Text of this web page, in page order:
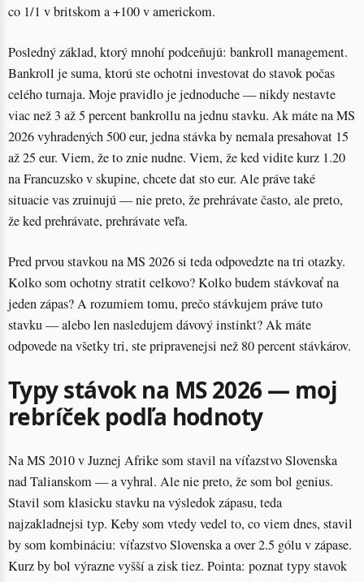
co 1/1 v britskom a +100 v americkom.
Posledný základ, ktorý mnohí podceňujú: bankroll management.
Bankroll je suma, ktorú ste ochotni investovat do stavok počas
celého turnaja. Moje pravidlo je jednoduche — nikdy nestavte
viac než 3 až 5 percent bankrollu na jednu stavku. Ak máte na MS
2026 vyhradených 500 eur, jedna stávka by nemala presahovat 15
až 25 eur. Viem, že to znie nudne. Viem, že ked vidite kurz 1.20
na Francuzsko v skupine, chcete dat sto eur. Ale práve také
situacie vas zruinujú — nie preto, že prehrávate často, ale preto,
že ked prehrávate, prehrávate veľa.
Pred prvou stavkou na MS 2026 si teda odpovedzte na tri otazky.
Kolko som ochotny stratit celkovo? Kolko budem stávkovať na
jeden zápas? A rozumiem tomu, prečo stávkujem práve tuto
stavku — alebo len nasledujem dávový instinkt? Ak máte
odpovede na všetky tri, ste pripravenejsi než 80 percent stávkárov.
Typy stávok na MS 2026 — moj
rebríček podľa hodnoty
Na MS 2010 v Juznej Afrike som stavil na víťazstvo Slovenska
nad Talianskom — a vyhral. Ale nie preto, že som bol genius.
Stavil som klasicku stavku na výsledok zápasu, teda
najzakladnejsi typ. Keby som vtedy vedel to, co viem dnes, stavil
by som kombináciu: víťazstvo Slovenska a over 2.5 gólu v zápase.
Kurz by bol výrazne vyšší a zisk tiez. Pointa: poznat typy stavok